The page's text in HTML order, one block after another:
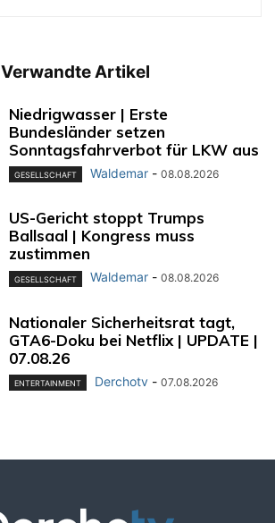
Verwandte Artikel
Niedrigwasser | Erste
Bundesländer setzen
Sonntagsfahrverbot für LKW aus
GESELLSCHAFT Waldemar - 08.08.2026
US-Gericht stoppt Trumps
Ballsaal | Kongress muss
zustimmen
GESELLSCHAFT Waldemar - 08.08.2026
Nationaler Sicherheitsrat tagt,
GTA6-Doku bei Netflix | UPDATE |
07.08.26
ENTERTAINMENT Derchotv - 07.08.2026